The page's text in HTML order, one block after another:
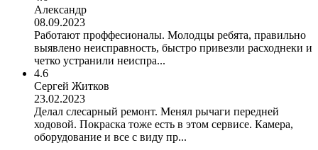
Александр
08.09.2023
Работают проффесионалы. Молодцы ребята, правильно
выявлено неисправность, быстро привезли расходнеки и
четко устранили неиспра...
4.6
Сергей Житков
23.02.2023
Делал слесарный ремонт. Менял рычаги передней
ходовой. Покраска тоже есть в этом сервисе. Камера,
оборудование и все с виду пр...